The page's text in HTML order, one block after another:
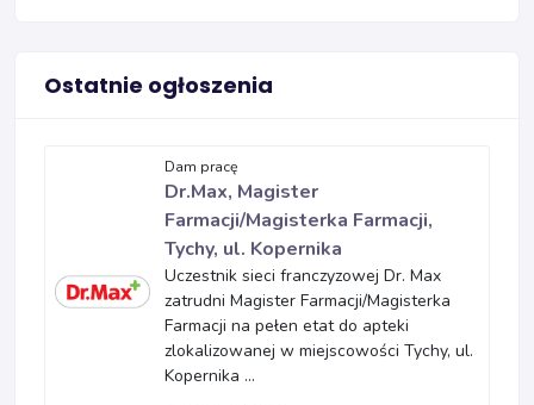
Ostatnie ogłoszenia
Dam pracę
Dr.Max, Magister
Farmacji/Magisterka Farmacji,
Tychy, ul. Kopernika
Uczestnik sieci franczyzowej Dr. Max
zatrudni Magister Farmacji/Magisterka
Farmacji na pełen etat do apteki
zlokalizowanej w miejscowości Tychy, ul.
Kopernika ...